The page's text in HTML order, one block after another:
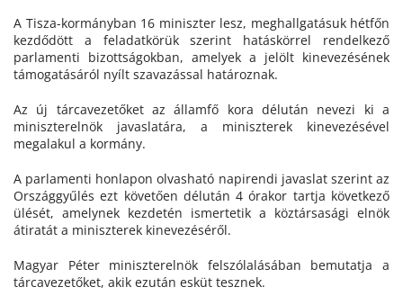
A Tisza-kormányban 16 miniszter lesz, meghallgatásuk hétfőn
kezdődött a feladatkörük szerint hatáskörrel rendelkező
parlamenti bizottságokban, amelyek a jelölt kinevezésének
támogatásáról nyílt szavazással határoznak.
Az új tárcavezetőket az államfő kora délután nevezi ki a
miniszterelnök javaslatára, a miniszterek kinevezésével
megalakul a kormány.
A parlamenti honlapon olvasható napirendi javaslat szerint az
Országgyűlés ezt követően délután 4 órakor tartja következő
ülését, amelynek kezdetén ismertetik a köztársasági elnök
átiratát a miniszterek kinevezéséről.
Magyar Péter miniszterelnök felszólalásában bemutatja a
tárcavezetőket, akik ezután esküt tesznek.